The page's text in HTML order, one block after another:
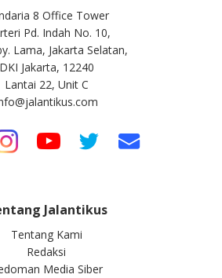
8 Office Tower
Pd. Indah No. 10,
Lama, Jakarta Selatan,
DKI Jakarta, 12240
Lantai 22, Unit C
Jalantikus
Tentang Kami
Redaksi
Media Siber